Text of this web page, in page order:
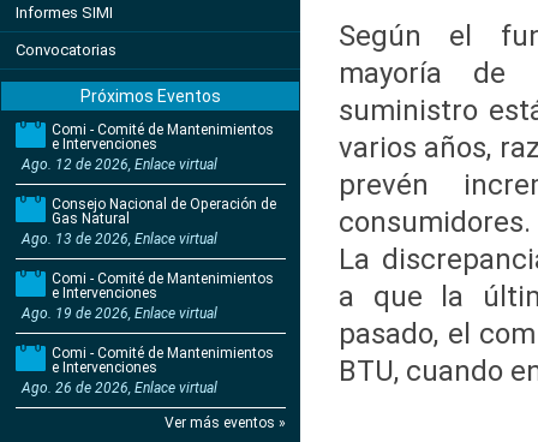
Informes SIMI
Convocatorias
Próximos Eventos
Comi - Comité de Mantenimientos
e Intervenciones
Ago. 12 de 2026, Enlace virtual
Consejo Nacional de Operación de
Gas Natural
Ago. 13 de 2026, Enlace virtual
Comi - Comité de Mantenimientos
e Intervenciones
Ago. 19 de 2026, Enlace virtual
Comi - Comité de Mantenimientos
e Intervenciones
Ago. 26 de 2026, Enlace virtual
Ver más eventos »
Según el
mayoría de
suministro
varios años,
prevén
consumidores.
La
a que la
pasado, el
BTU, cuando